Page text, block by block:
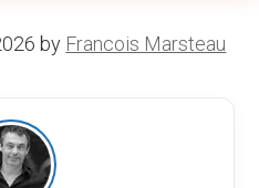
by Francois Marsteau